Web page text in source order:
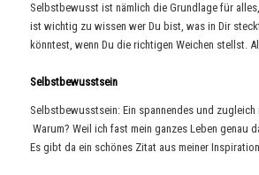
Selbstbewusst ist nämlich die Grundlage für
ist wichtig zu wissen wer Du bist, was in Dir
könntest, wenn Du die richtigen Weichen stellst.
Selbstbewusstsein
Selbstbewusstsein: Ein spannendes und zugleich
Warum? Weil ich fast mein ganzes Leben genau
Es gibt da ein schönes Zitat aus meiner